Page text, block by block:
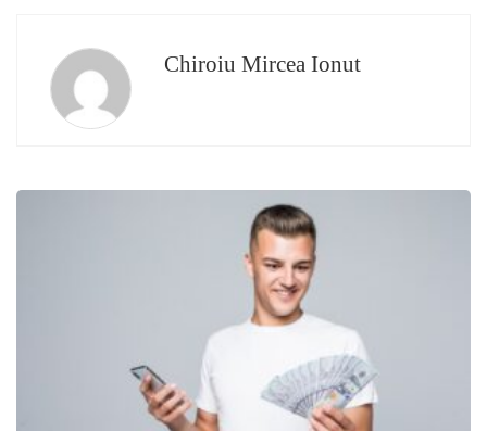
Chiroiu Mircea Ionut